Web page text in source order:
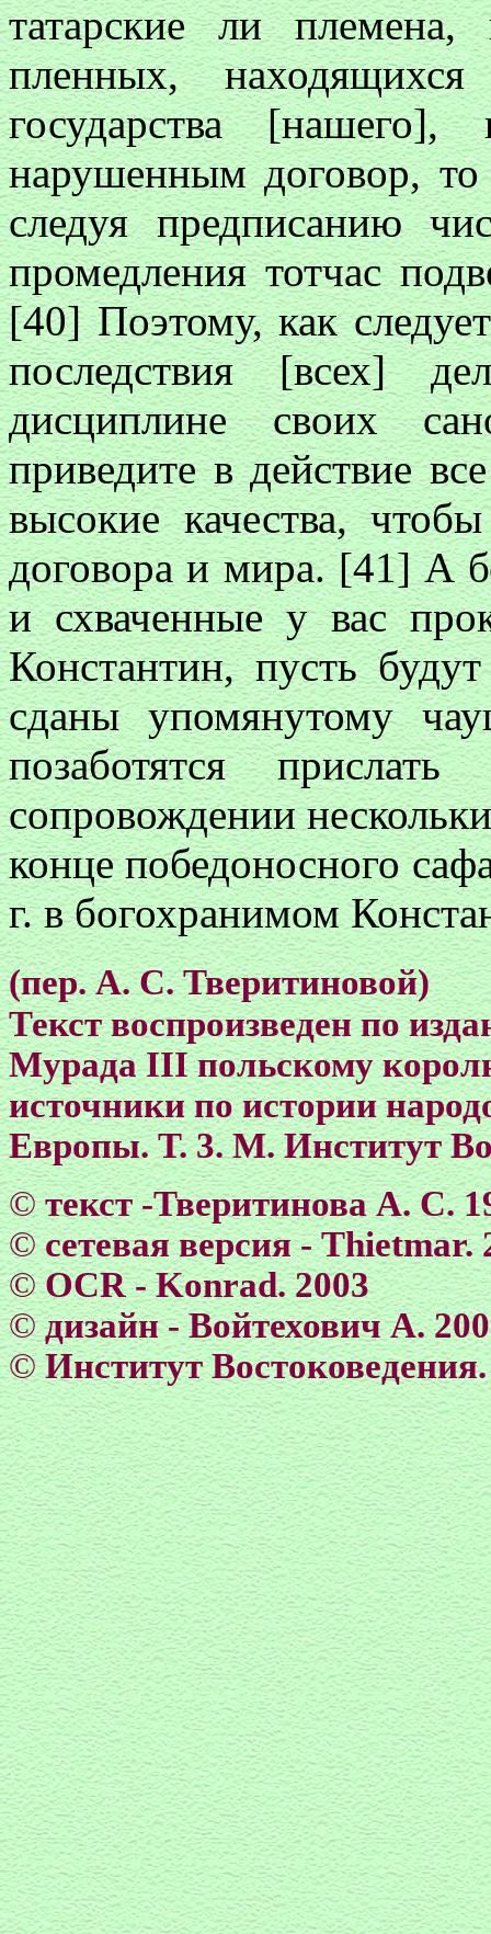
татарские ли
пленных,
государства
нарушенным договор, то
следуя предписанию
промедления тотчас
[40] Поэтому, как
последствия [всех]
дисциплине своих
приведите в действие
высокие качества,
договора и мира. [41] А
и схваченные у вас
Константин, пусть
сданы упомянутому
позаботятся
сопровождении
конце победоносного
г. в богохранимом
(пер. А. С. Тверитиновой)
Текст воспроизведен по
Мурада III польскому
источники по истории
Европы. Т. 3. М. Институт
©текст -Тверитинова А. С.
©сетевая версия - Тhietmar.
© OCR - Konrad. 2003
© дизайн - Войтехович А.
© Институт